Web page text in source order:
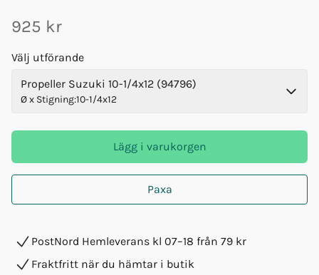
925 kr
Välj utförande
Propeller Suzuki 10-1/4x12 (94796)
Ø x Stigning:10-1/4x12
Lägg i varukorgen
Paxa
PostNord Hemleverans kl 07–18 från 79 kr
Fraktfritt när du hämtar i butik